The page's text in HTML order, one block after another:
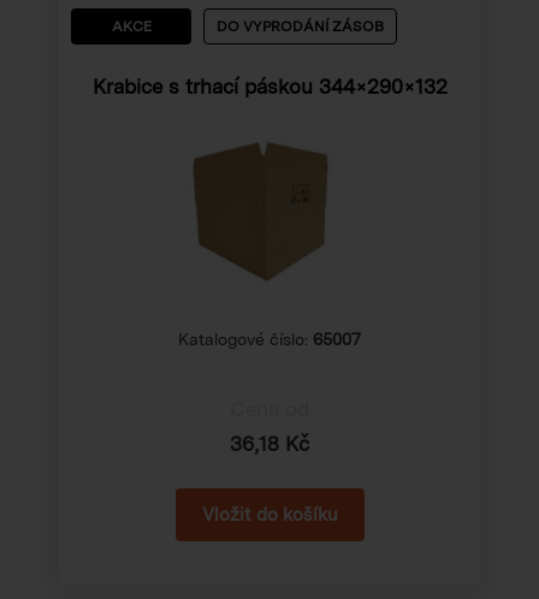
AKCE DO VYPRODÁNÍ ZÁSOB
Krabice s trhací páskou 344×290×132
Katalogové číslo: 65007
36,18 Kč